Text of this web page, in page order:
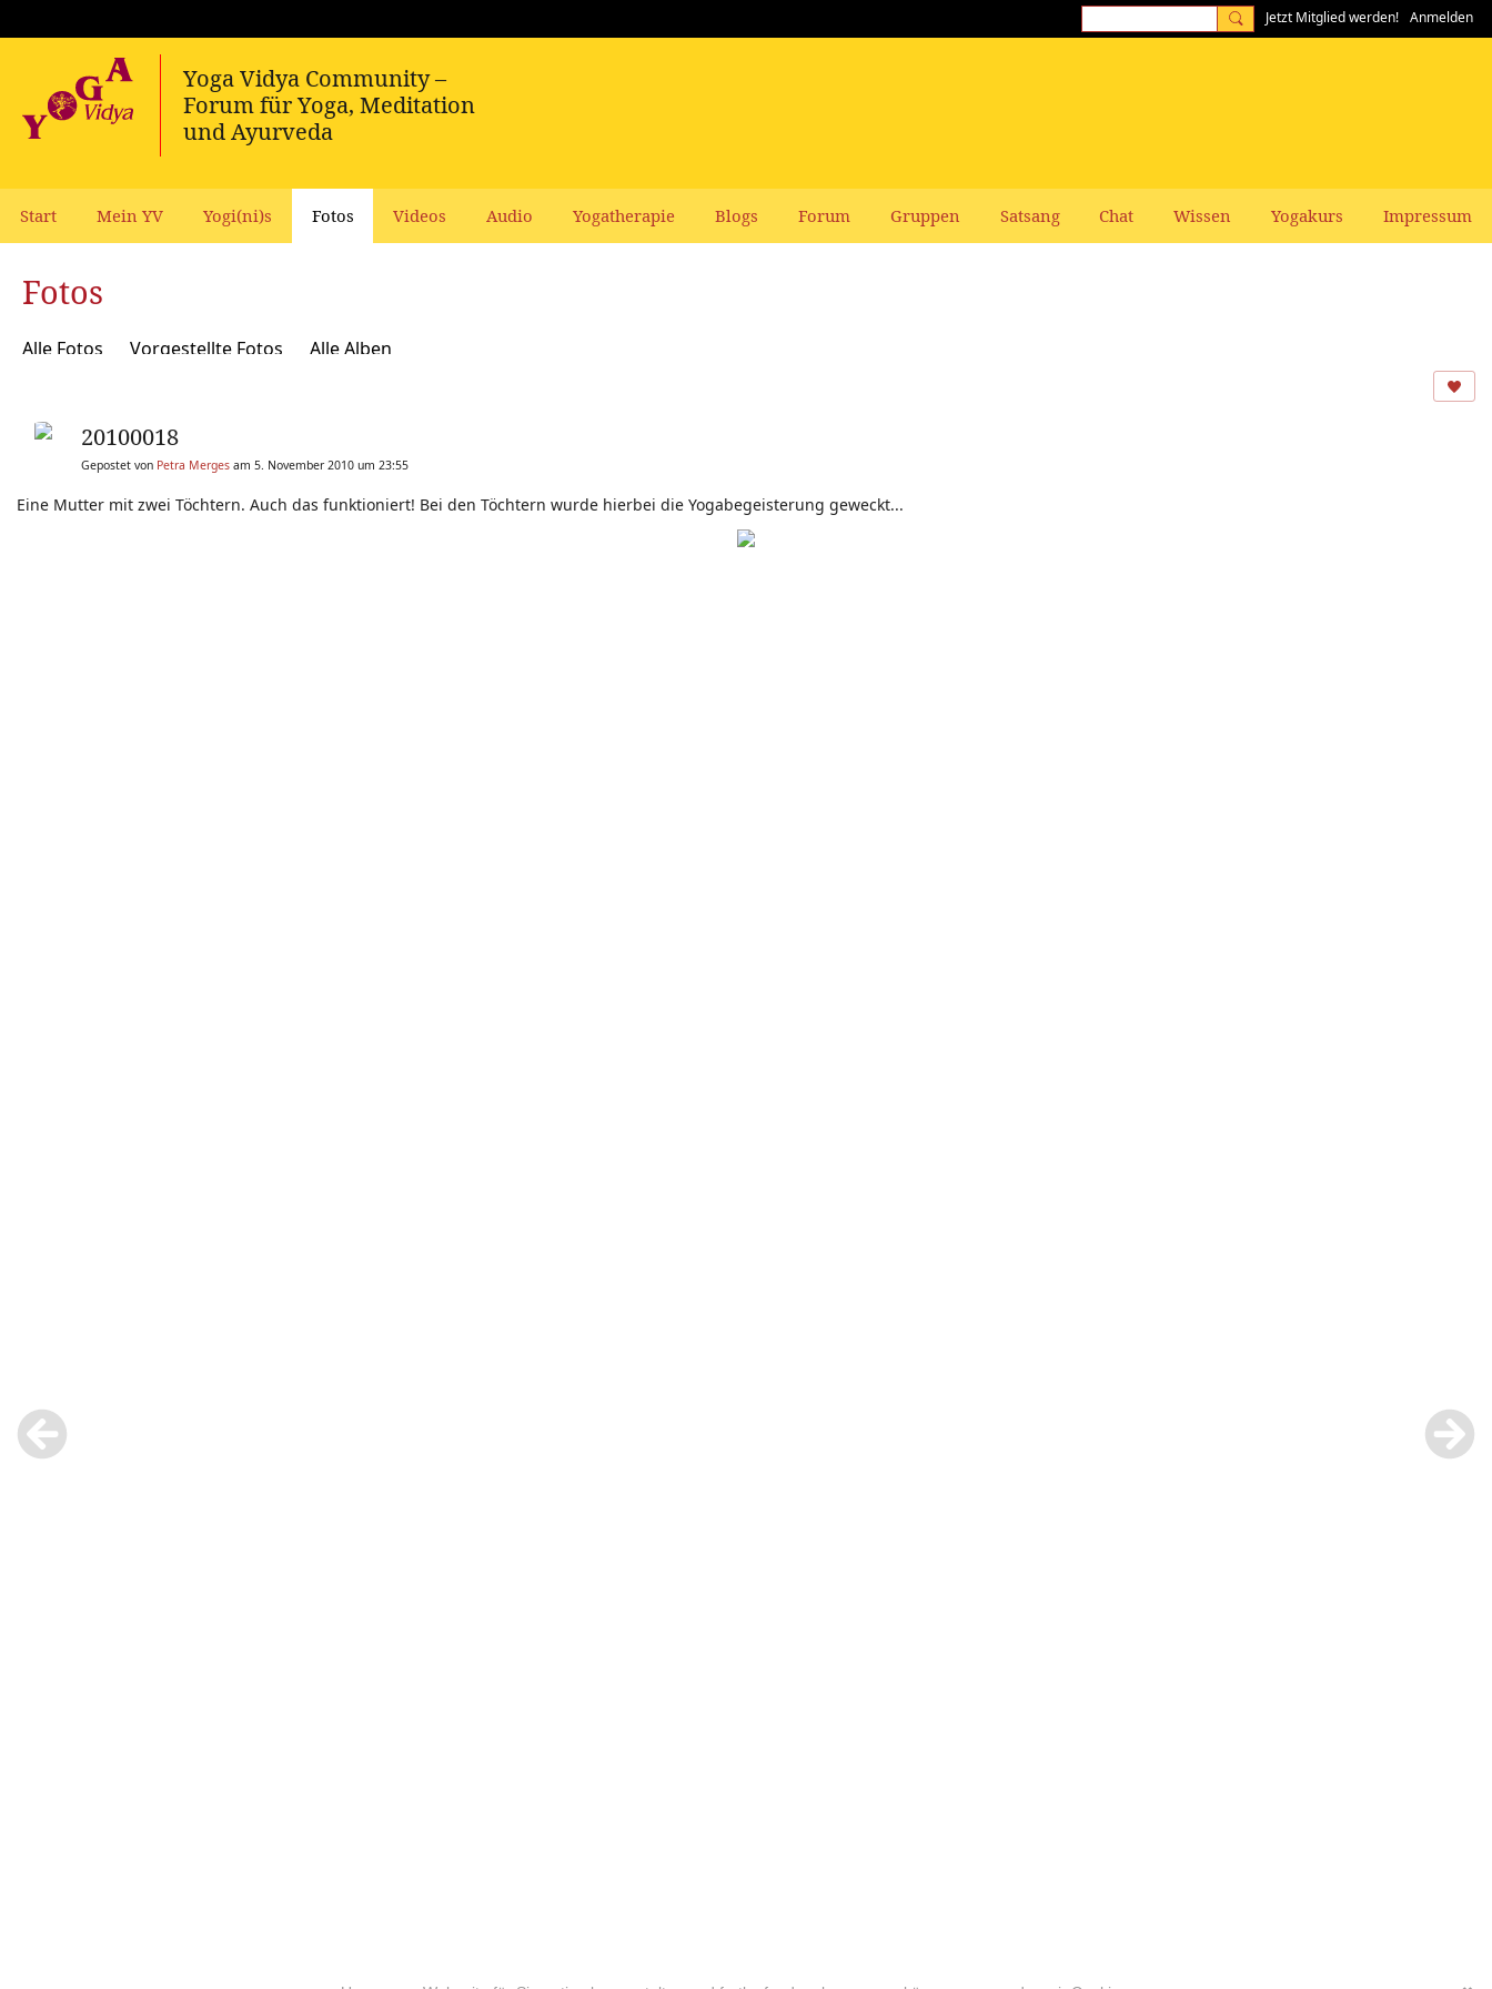
Jetzt Mitglied werden! Anmelden
Start Mein YV Yogi(ni)s Fotos Videos Audio Yogatherapie Blogs Forum Gruppen Satsang Chat Wissen Yogakurs Impressum
Fotos
Alle Fotos Vorgestellte Fotos Alle Alben
20100018
Gepostet von Petra Merges am 5. November 2010 um 23:55
Eine Mutter mit zwei Töchtern. Auch das funktioniert! Bei den Töchtern wurde hierbei die Yogabegeisterung geweckt...